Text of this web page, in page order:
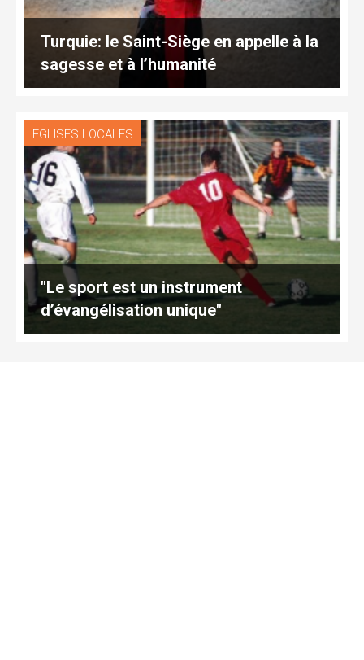
Turquie: le Saint-Siège en appelle à la
sagesse et à l’humanité
EGLISES LOCALES
"Le sport est un instrument
d’évangélisation unique"